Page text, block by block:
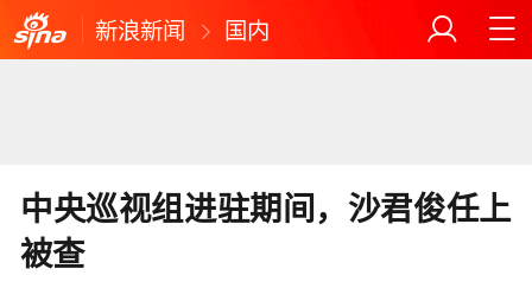
新浪新闻 国内
中央巡视组进驻期间，沙君俊任上
被查